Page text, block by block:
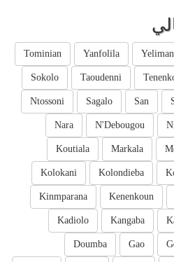
Yanfolila
Tominian
Taoudenni
Sokolo
San
Sagalo
Ntossoni
N'Debougou
Nara
Markala
Koutiala
Kolondieba
Kolokani
Kenenkoun
Kinmparana
Kangaba
Kadiolo
Gao
Doumba